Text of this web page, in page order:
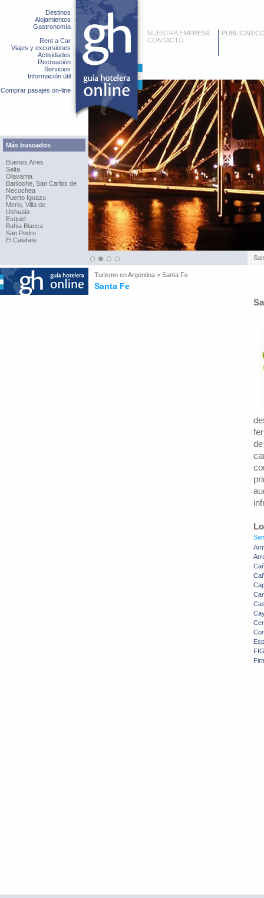
Destinos
Alojamientos
Gastronomía
Rent a Car
Viajes y excursiones
Actividades
Recreación
Servicios
Información útil
Comprar pasajes on-line
Más buscados
Buenos Aires
Salta
Olavarria
Bariloche, San Carlos de
Necochea
Puerto Iguazu
Merlo, Villa de
Ushuaia
Esquel
Bahia Blanca
San Pedro
El Calafate
NUESTRA EMPRESA
CONTACTO
PUBLICAR/
Turismo enArgentina > Santa Fe
Santa Fe